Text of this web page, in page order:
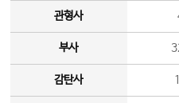
관형사
부사
감탄사